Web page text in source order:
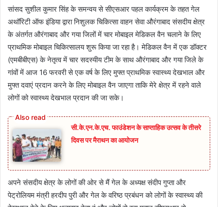
सांसद सुशील कुमार सिंह के समन्वय से सीएसआर पहल कार्यक्रम के तहत गेल
अथॉरिटी ऑफ इंडिया द्वारा निशुलक चिकित्सा वाहन सेवा औरंगाबाद संसदीय क्षेत्र
के अंतर्गत औरंगाबाद और गया जिलों में चार मोबाइल मेडिकल वैन चलाने के लिए
प्राथमिक मोबाइल चिकित्सालय शुरू किया जा रहा है। मेडिकल वैन में एक डॉक्टर
(एमबीबीएस) के नेतृत्व में चार सदस्यीय टीम के साथ औरंगाबाद और गया जिले के
गांवों में आज 16 फरवरी से एक वर्ष के लिए मुफ्त प्राथमिक स्वास्थ्य देखभाल और
मुफ्त दवाएं प्रदान करने के लिए मोबाइल वैन जाएगा ताकि मेरे क्षेत्र में रहने वाले
लोगों को स्वास्थ्य देखभाल प्रदान की जा सके।
सी.के.एन.के.एच. फाउंडेशन के साप्ताहिक उत्सव के तीसरे
दिवस पर मैराथन का आयोजन
अपने संसदीय क्षेत्र के लोगों की ओर से मैं गेल के अध्यक्ष संदीप गुप्ता और
पेट्रोलियम मंत्री हरदीप पुरी और गेल के वरिष्ठ प्रबंधन को लोगों के स्वास्थ्य की